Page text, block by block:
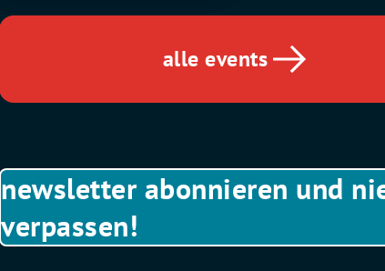
alle events
newsletter abonnieren und
verpassen!